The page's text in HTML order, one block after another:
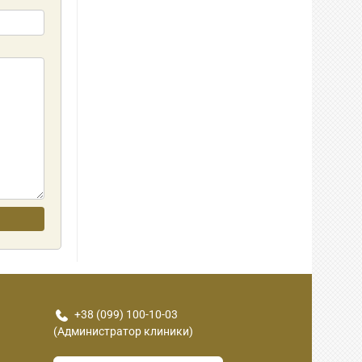
+38 (099) 100-10-03
(Администратор клиники)